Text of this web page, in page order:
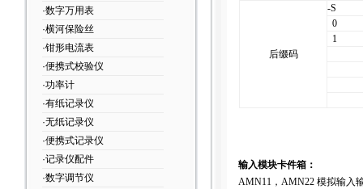
·数字万用表
·横河保险丝
·钳形电流表
·便携式校验仪
·功率计
·有纸记录仪
·无纸记录仪
·便携式记录仪
·记录仪配件
·数字调节仪
后缀码
-S
0
1
输入模块卡件箱：
AMN11 ，AMN22 模拟输入